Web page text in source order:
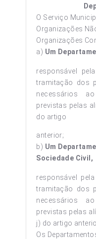
O Serviço
Organizações
Organizações
a) Um
responsável
tramitação dos
necessários
previstas pelas
do artigo
anterior;
b) Um
Sociedade Civil,
responsável
tramitação dos
necessários
previstas pelas
j) do artigo
Os